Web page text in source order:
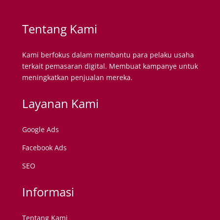
Tentang Kami
Kami berfokus dalam membantu para pelaku usaha
terkait pemasaran digital. Membuat kampanye untuk
meningkatkan penjualan mereka.
Layanan Kami
Google Ads
Facebook Ads
SEO
Informasi
Tentang Kami